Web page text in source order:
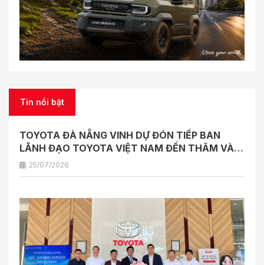
Tin nổi bật
TOYOTA ĐÀ NẴNG VINH DỰ ĐÓN TIẾP BAN
LÃNH ĐẠO TOYOTA VIỆT NAM ĐẾN THĂM VÀ
LÀM VIỆC
25/07/2026